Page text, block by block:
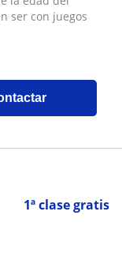
ser con juegos
1ª clase gratis